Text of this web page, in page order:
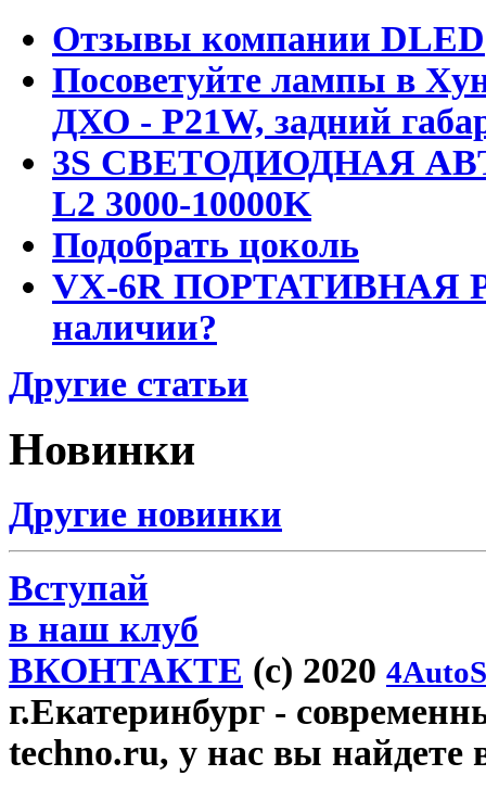
Отзывы компании DLED
Посоветуйте лампы в
ДХО - P21W, задний
3S СВЕТОДИОДНАЯ
L2 3000-10000K
Подобрать цоколь
VX-6R ПОРТАТИВНАЯ
наличии?
Другие статьи
Новинки
Другие новинки
Вступай
в наш клуб
ВКОНТАКТЕ (c) 2020
г.Екатеринбург -
techno.ru, у нас вы найдете